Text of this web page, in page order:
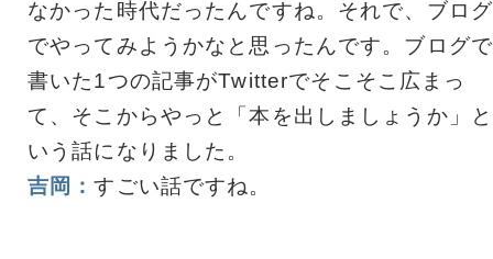
なかった時代だったんですね。それで、ブログ
でやってみようかなと思ったんです。ブログで
書いた1つの記事がTwitterでそこそこ広まっ
て、そこからやっと「本を出しましょうか」と
いう話になりました。
吉岡：すごい話ですね。